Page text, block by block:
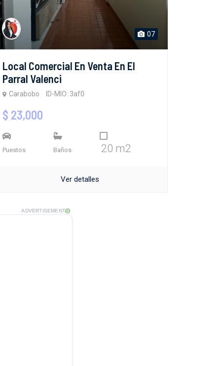
07
Local Comercial En Venta En El
Parral Valenci
Carabobo ID-MIO: 3af0
$ 23,000
Puestos Baños 20 m2
Ver detalles
ADVERTISEMENT